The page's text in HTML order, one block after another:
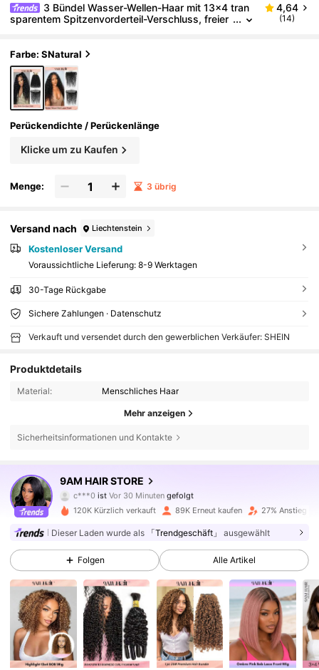
3 Bündel Wasser-Wellen-Haar mit 13x4 tran
sparentem Spitzenvorderteil-Verschluss, freier
warzfarbe
4,64
(14)
Farbe: SNatural
Perückendichte / Perückenlänge
Klicke um zu Kaufen
Menge: 3 übrig
Versand nach Liechtenstein
Kostenloser Versand
Voraussichtliche Lieferung: 8-9 Werktagen
30-Tage Rückgabe
Sichere Zahlungen · Datenschutz
Verkauft und versendet durch den gewerblichen Verkäufer: SHEIN
Produktdetails
Material: Menschliches Haar
Mehr anzeigen
Sicherheitsinformationen und Kontakte
9AM HAIR STORE
c***0ist Vor 30 Minuten
u***m ist am Durchsuchen
4,76
340K Follower
4,76 340K Follower
4,76 340K Follower
4,76 340K Follower
120K Kürzlich verkauft 89K Erneut kaufen 27% Anstieg
Dieser Laden wurde als 「Trendgeschäft」 ausgewählt
Folgen Alle Artikel